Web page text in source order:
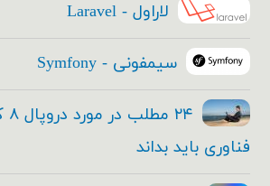
لاراول - Laravel
سیمفونی - Symfony
فناوری باید بداند